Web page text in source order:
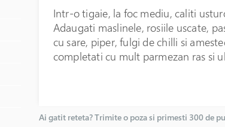
Intr-o tigaie, la foc mediu, caliti
Adaugati maslinele, rosiile uscate,
cu sare, piper, fulgi de chilli si
completati cu mult parmezan ras si
Ai gatit reteta? Trimite o poza si primesti 300 de